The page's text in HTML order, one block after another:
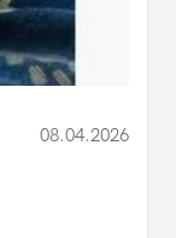
08.04.2026